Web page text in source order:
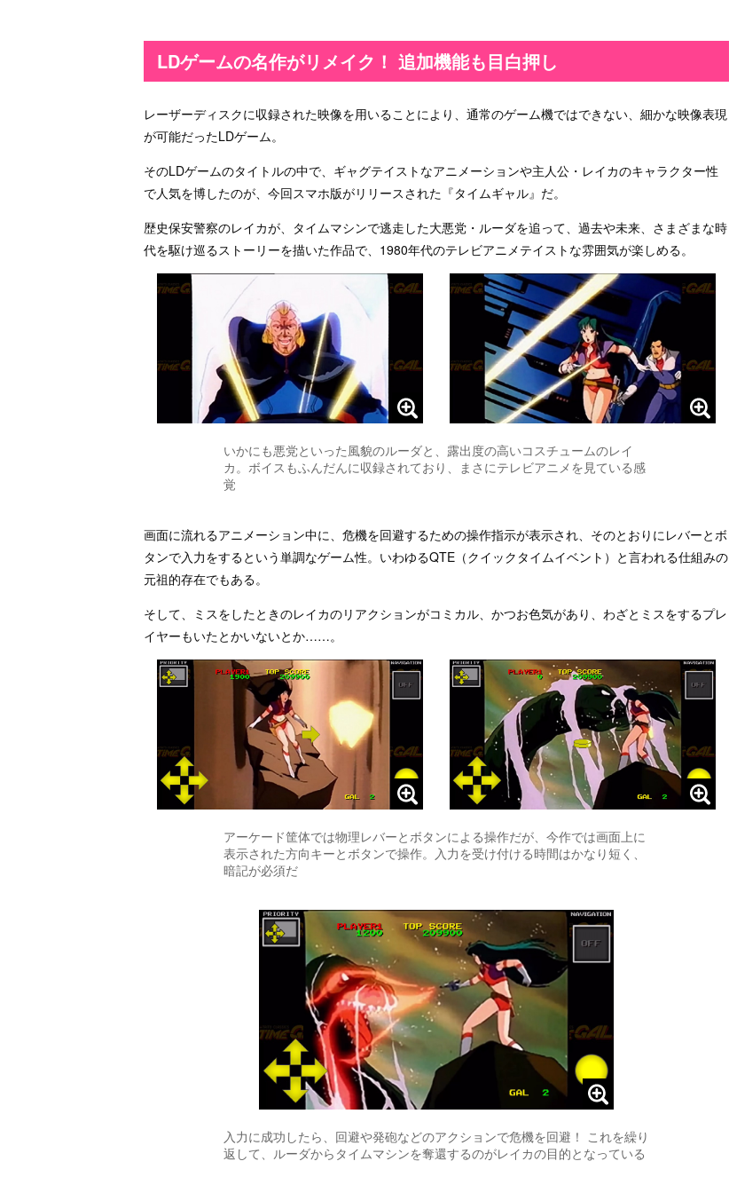
LDゲームの名作がリメイク！ 追加機能も目白押し
レーザーディスクに収録された映像を用いることにより、通常のゲーム機ではできない、細かな映像表現
が可能だったLDゲーム。
そのLDゲームのタイトルの中で、ギャグテイストなアニメーションや主人公・レイカのキャラクター性
で人気を博したのが、今回スマホ版がリリースされた『タイムギャル』だ。
歴史保安警察のレイカが、タイムマシンで逃走した大悪党・ルーダを追って、過去や未来、さまざまな時
代を駆け巡るストーリーを描いた作品で、1980年代のテレビアニメテイストな雰囲気が楽しめる。
いかにも悪党といった風貌のルーダと、露出度の高いコスチュームのレイ
カ。ボイスもふんだんに収録されており、まさにテレビアニメを見ている感
覚
画面に流れるアニメーション中に、危機を回避するための操作指示が表示され、そのとおりにレバーとボ
タンで入力をするという単調なゲーム性。いわゆるQTE（クイックタイムイベント）と言われる仕組みの
元祖的存在でもある。
そして、ミスをしたときのレイカのリアクションがコミカル、かつお色気があり、わざとミスをするプレ
イヤーもいたとかいないとか……。
アーケード筐体では物理レバーとボタンによる操作だが、今作では画面上に
表示された方向キーとボタンで操作。入力を受け付ける時間はかなり短く、
暗記が必須だ
入力に成功したら、回避や発砲などのアクションで危機を回避！ これを繰り
返して、ルーダからタイムマシンを奪還するのがレイカの目的となっている